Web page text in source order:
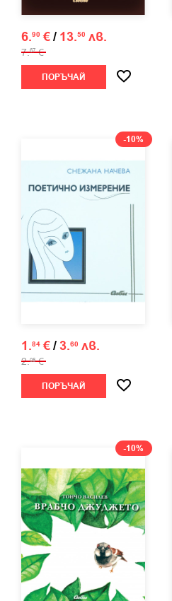
6.90 €/ 13.50 лв.
7.67 €
ПОРЪЧАЙ
-10%
1.84 €/3.60 лв.
2.05 €
ПОРЪЧАЙ
-10%